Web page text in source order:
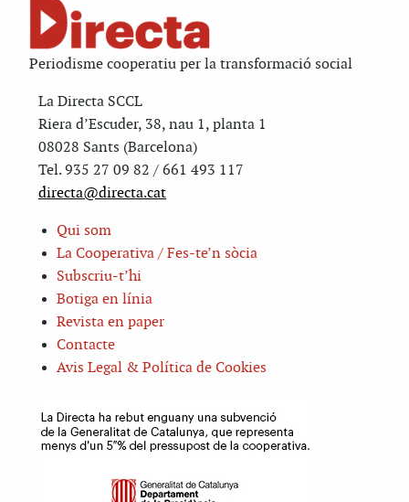
Periodisme cooperatiu per la transformació social
La Directa SCCL
Riera d’Escuder, 38, nau 1, planta 1
08028 Sants (Barcelona)
Tel. 935 27 09 82 / 661 493 117
directa@directa.cat
Qui som
La Cooperativa / Fes-te’n sòcia
Subscriu-t’hi
Botiga en línia
Revista en paper
Contacte
Avis Legal & Política de Cookies